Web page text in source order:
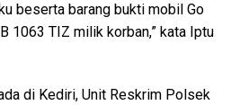
beserta barang bukti mobil Go
1063 TIZ milik korban,” kata Iptu
di Kediri, Unit Reskrim Polsek